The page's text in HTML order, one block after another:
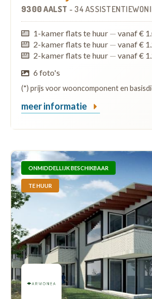
9300 AALST - 34
1-kamer flats te huur — vanaf €
2-kamer flats te huur — vanaf €
2-kamer flats te huur — vanaf €
6 foto's
(*) prijs voor wooncomponent en
meer informatie
ONMIDDELLIJK BESCHIKBAAR
TE HUUR